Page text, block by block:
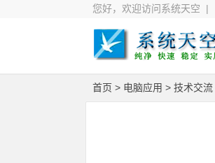
您好，欢迎访问系统天空 |
首页 > 电脑应用 > 技术交流